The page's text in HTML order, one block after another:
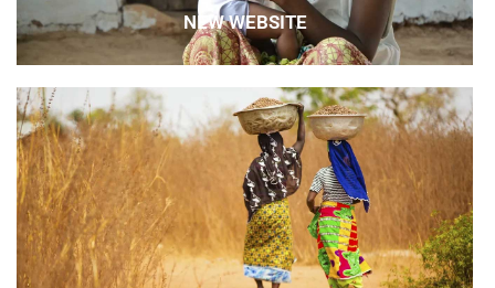
NEW WEBSITE